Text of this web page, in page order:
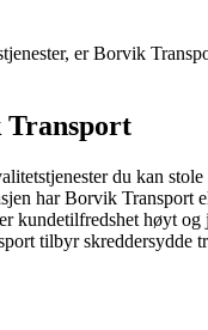
er Borvik
Transport
du kan stole
har Borvik Transport
kundetilfredshet høyt
tilbyr skreddersydde